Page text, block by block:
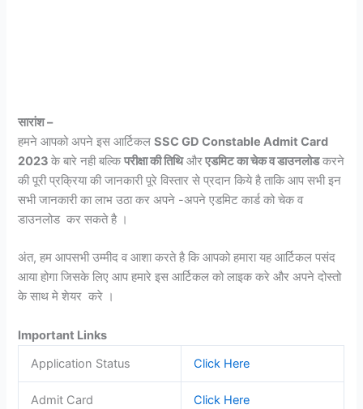
सारांश –
हमने आपको अपने इस आर्टिकलSSC GD Constable Admit Card
2023के बारे नही बल्किपरीक्षा की तिथिऔरएडमिट का चेक व डाउनलोडकरने
की पूरी प्रक्रिया की जानकारी पूरे विस्तार से प्रदान किये है ताकि आप सभी इन
सभी जानकारी का लाभ उठा कर अपने -अपने एडमिट कार्ड को चेक व
डाउनलोड कर सकते है ।
अंत, हम आपसभी उम्मीद व आशा करते है कि आपको हमारा यह आर्टिकल पसंद
आया होगा जिसके लिए आप हमारे इस आर्टिकल को लाइक करे और अपने दोस्तो
के साथ मे शेयर करे ।
Important Links
Application Status
Click Here
Admit Card Click Here